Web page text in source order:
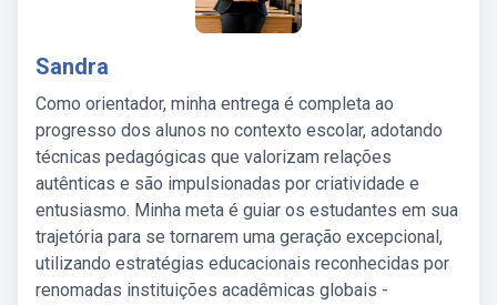
Sandra
Como orientador, minha entrega é completa ao
progresso dos alunos no contexto escolar, adotando
técnicas pedagógicas que valorizam relações
autênticas e são impulsionadas por criatividade e
entusiasmo. Minha meta é guiar os estudantes em sua
trajetória para se tornarem uma geração excepcional,
utilizando estratégias educacionais reconhecidas por
renomadas instituições acadêmicas globais -